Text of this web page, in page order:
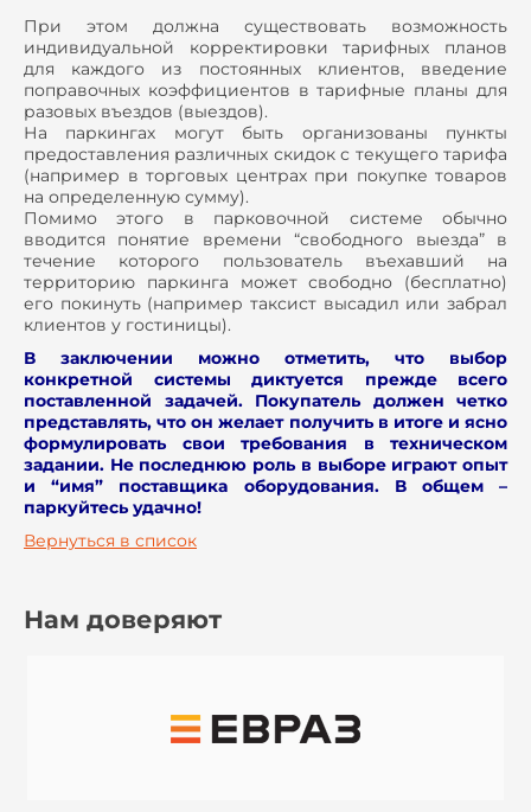
При этом должна существовать возможность
индивидуальной корректировки тарифных планов
для каждого из постоянных клиентов, введение
поправочных коэффициентов в тарифные планы для
разовых въездов (выездов).
На паркингах могут быть организованы пункты
предоставления различных скидок с текущего тарифа
(например в торговых центрах при покупке товаров
на определенную сумму).
Помимо этого в парковочной системе обычно
вводится понятие времени “свободного выезда” в
течение которого пользователь въехавший на
территорию паркинга может свободно (бесплатно)
его покинуть (например таксист высадил или забрал
клиентов у гостиницы).
В заключении можно отметить, что выбор
конкретной системы диктуется прежде всего
поставленной задачей. Покупатель должен четко
представлять, что он желает получить в итоге и ясно
формулировать свои требования в техническом
задании. Не последнюю роль в выборе играют опыт
и “имя” поставщика оборудования. В общем –
паркуйтесь удачно!
Вернуться в список
Нам доверяют